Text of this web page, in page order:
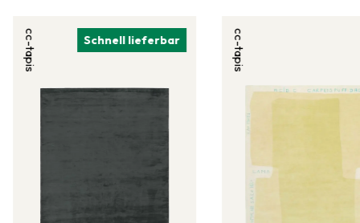
Schnell lieferbar
cc-tapis cc-tapis